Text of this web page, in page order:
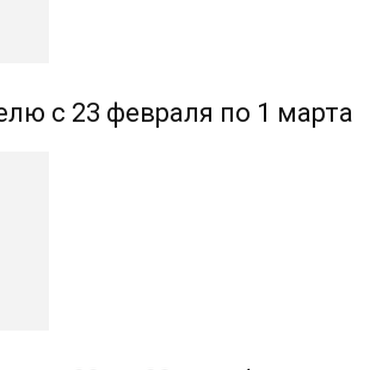
с 23 февраля по 1 марта